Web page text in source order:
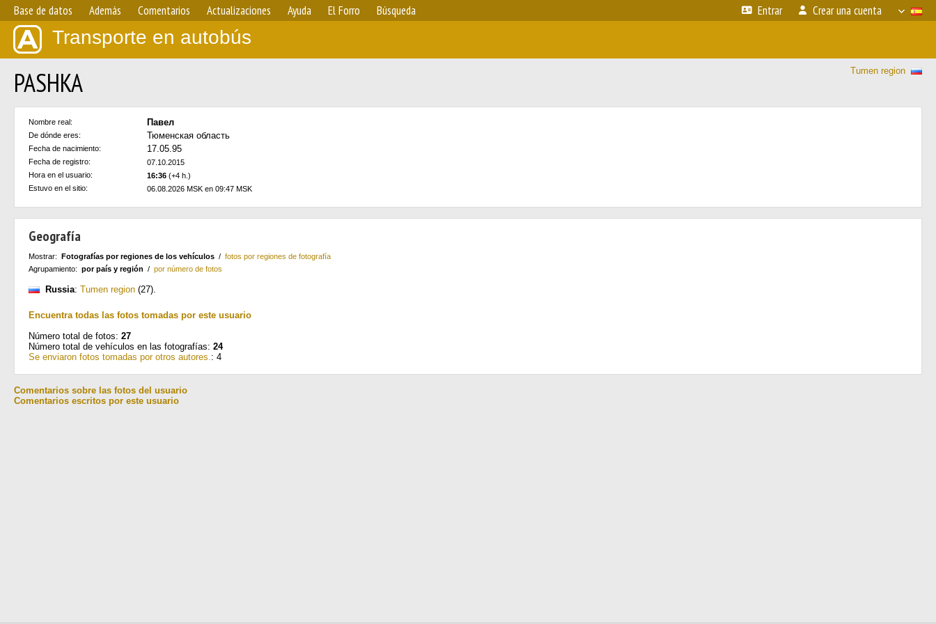
Base de datos Además Comentarios Actualizaciones Ayuda El Forro Búsqueda Entrar Crear una cuenta
Transporte en autobús
Tumen region
PASHKA
Nombre real: Павел
De dónde eres: Тюменская область
Fecha de nacimiento: 17.05.95
Fecha de registro:
07.10.2015
Hora en el usuario:
16:36 (+4 h.)
Estuvo en el sitio:
06.08.2026 MSK en 09:47 MSK
Geografía
Mostrar: Fotografías por regiones de los vehículos / fotos por regiones de fotografía
Agrupamiento: por país y región / por número de fotos
Russia: Tumen region (27).
Encuentra todas las fotos tomadas por este usuario
Número total de fotos: 27
Número total de vehículos en las fotografías: 24
Se enviaron fotos tomadas por otros autores.: 4
Comentarios sobre las fotos del usuario
Comentarios escritos por este usuario